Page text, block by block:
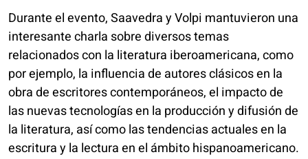
Durante el evento, Saavedra y Volpi mantuvieron una
interesante charla sobre diversos temas
relacionados con la literatura iberoamericana, como
por ejemplo, la influencia de autores clásicos en la
obra de escritores contemporáneos, el impacto de
las nuevas tecnologías en la producción y difusión de
la literatura, así como las tendencias actuales en la
escritura y la lectura en el ámbito hispanoamericano.